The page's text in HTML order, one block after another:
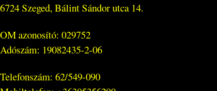
6724 Szeged, Bálint Sándor utca 14.
OM azonosító: 029752
Adószám: 19082435-2-06
Telefonszám: 62/549-090